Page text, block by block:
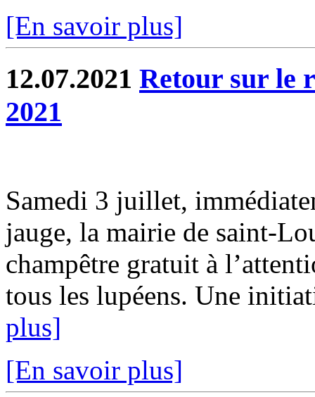
[En savoir plus]
12.07.2021 Retour sur le
2021
Samedi 3 juillet,
jauge, la mairie de saint-
champêtre gratuit à
tous les lupéens. Une
plus]
[En savoir plus]